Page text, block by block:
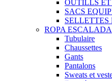
OUTILLS ET
SACS
SELLETTES
ROPA ESCALADA
Tubulaire
Chaussettes
Gants
Pantalons
Sweats et